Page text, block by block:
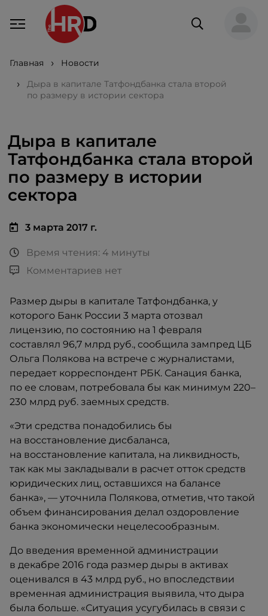
Главная
Новости
Дыра в капитале Татфондбанка стала второй
по размеру в истории сектора
Дыра в капитале
Татфондбанка стала второй
по размеру в истории
сектора
3 марта 2017 г.
Время чтения: 4 минуты
Комментариев нет
Размер дыры в капитале Татфондбанка, у
которого Банк России 3 марта отозвал
лицензию, по состоянию на 1 февраля
составлял 96,7 млрд руб., сообщила зампред ЦБ
Ольга Полякова на встрече с журналистами,
передает корреспондент РБК. Санация банка,
по ее словам, потребовала бы как минимум 220–
230 млрд руб. заемных средств.
«Эти средства понадобились бы
на восстановление дисбаланса,
на восстановление капитала, на ликвидность,
так как мы закладывали в расчет отток средств
юридических лиц, оставшихся на балансе
банка», — уточнила Полякова, отметив, что такой
объем финансирования делал оздоровление
банка экономически нецелесообразным.​
До введения временной администрации
в декабре 2016 года размер дыры в активах
оценивался в 43 млрд руб., но впоследствии
временная администрация выявила, что дыра
была больше. «Ситуация усугубилась в связи с​​